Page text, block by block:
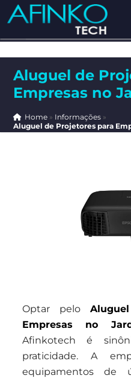
Aluguel de
Empresas no
Home» Informações »
Aluguel de Projetores para
Optar pelo
Empresas no
Afinkotech é
praticidade. A
equipamentos de